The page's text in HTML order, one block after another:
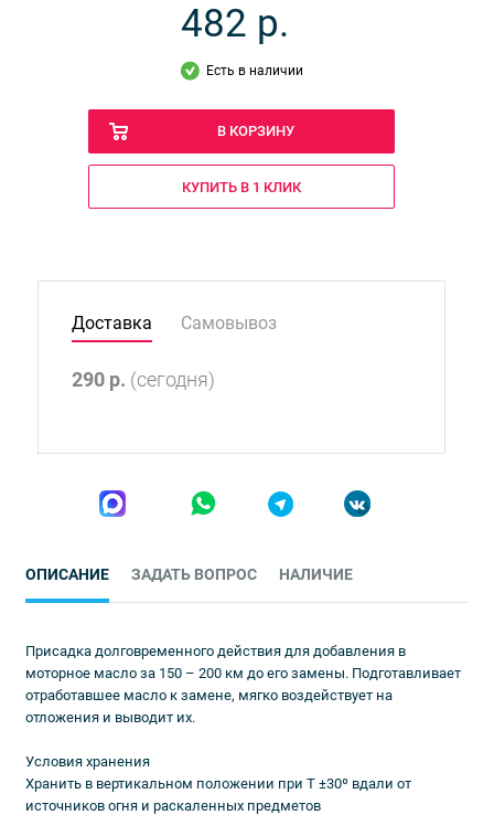
482 р.
Есть в наличии
В КОРЗИНУ
КУПИТЬ В 1 КЛИК
Доставка Самовывоз
290 р. (сегодня)
ОПИСАНИЕ ЗАДАТЬ ВОПРОС НАЛИЧИЕ
Присадка долговременного действия для добавления в
моторное масло за 150 – 200 км до его замены. Подготавливает
отработавшее масло к замене, мягко воздействует на
отложения и выводит их.
Условия хранения
Хранить в вертикальном положении при Т ±30º вдали от
источников огня и раскаленных предметов